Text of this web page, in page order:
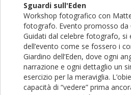
Sguardi sull'Eden
Workshop fotografico con
fotografo. Evento promosso da
Guidati dal celebre fotografo, si
dell’evento come se fossero i
Giardino dell’Eden, dove ogni
narrazione e ogni dettaglio un
esercizio per la meraviglia.
capacità di “vedere” prima